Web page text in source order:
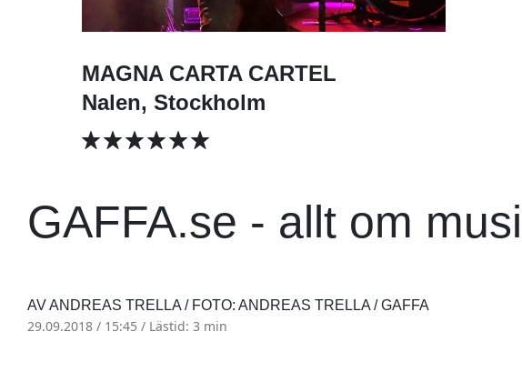
MAGNA CARTA CARTEL
Nalen, Stockholm
GAFFA.se - allt om
AV ANDREAS TRELLA / FOTO: ANDREAS TRELLA / GAFFA
29.09.2018 / 15:45 / Lästid: 3 min